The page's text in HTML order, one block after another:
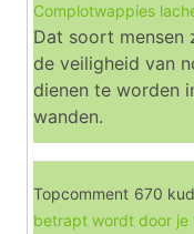
Complotwappies
Dat soort mensen
de veiligheid van
dienen te worden
wanden.
Topcomment 670
betrapt wordt door je